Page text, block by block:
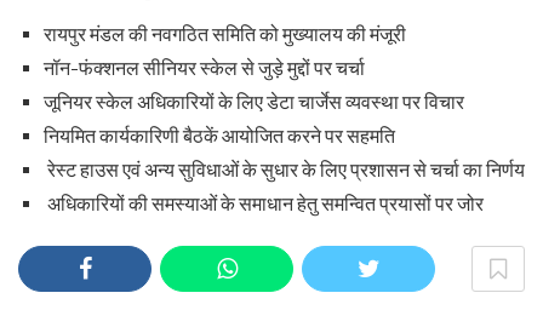
रायपुर मंडल की नवगठित समिति को मुख्यालय की मंजूरी
नॉन-फंक्शनल सीनियर स्केल से जुड़े मुद्दों पर चर्चा
जूनियर स्केल अधिकारियों के लिए डेटा चार्जेस व्यवस्था पर विचार
नियमित कार्यकारिणी बैठकें आयोजित करने पर सहमति
रेस्ट हाउस एवं अन्य सुविधाओं के सुधार के लिए प्रशासन से चर्चा का निर्णय
अधिकारियों की समस्याओं के समाधान हेतु समन्वित प्रयासों पर जोर